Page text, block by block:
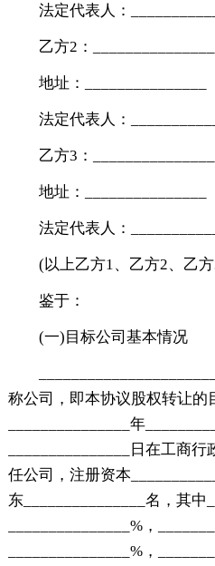
法定代表人：
乙方2：_______________
地址：_______________
法定代表人：
乙方3：_______________
地址：_______________
法定代表人：
(以上乙方1、乙方2、乙
鉴于：
(一)目标公司基本情况
称公司，即本协议股权转让的
_______________年
_______________日在工商
任公司，注册资本
东_______________名，其中
_______________%，
_______________%，